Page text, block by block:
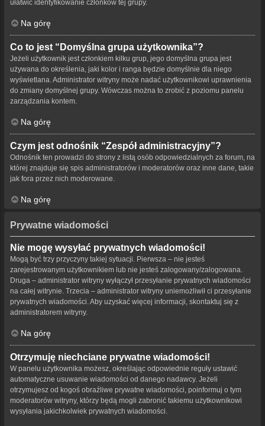
ułatwić identyfikowanie członków tej grupy.
Na górę
Co to jest “Domyślna grupa użytkownika”?
Jeżeli użytkownik jest członkiem kilku grup, jego domyślna grupa jest
używana do określenia, jaki kolor i ranga będzie domyślnie dla niego
wyświetlana. Administrator witryny może nadać użytkownikowi uprawnienia
do zmiany domyślnej grupy. Wówczas można to zrobić z poziomu panelu
zarządzania kontem.
Na górę
Czym jest odnośnik “Zespół administracyjny”?
Odnośnik ten prowadzi do strony z listą osób odpowiedzialnych za forum, na
której znajduje się spis administratorów i moderatorów oraz inne dane, takie
jak fora przez nich moderowane.
Na górę
Prywatne wiadomości
Nie mogę wysyłać prywatnych wiadomości!
Mogą być trzy przyczyny takiej sytuacji. Pierwsza – nie jesteś
zarejestrowanym użytkownikiem lub nie jesteś zalogowany/zalogowana.
Druga – administrator witryny wyłączył przesyłanie prywatnych wiadomości
na całej witrynie. Trzecia – administrator witryny uniemożliwił ci przesyłanie
prywatnych wiadomości. Aby uzyskać więcej informacji, skontaktuj się z
administratorem witryny.
Na górę
Otrzymuję niechciane prywatne wiadomości!
W panelu użytkownika możesz, określając odpowiednie reguły ustawić
automatyczne usuwanie wiadomości od danego nadawcy. Jeżeli
otrzymujesz od kogoś obraźliwe prywatne wiadomości, poinformuj o tym
moderatorów witryny, którzy będą mogli zabronić takiemu użytkownikowi
wysyłania jakichkolwiek prywatnych wiadomości.